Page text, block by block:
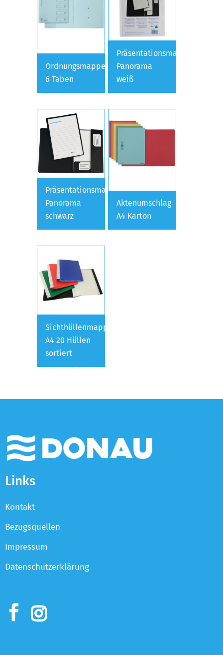
Ordnungsmappe
6 Taben
Präsentationsmappe
Panorama
weiß
Präsentationsmappe
Panorama
schwarz
Aktenumschlag
A4 Karton
Sichthüllenmappe
A4 20 Hüllen
sortiert
Links
Kontakt
Bezugsquellen
Impressum
Datenschutzerklärung